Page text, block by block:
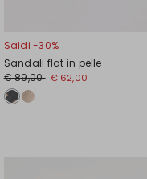
Saldi -30%
Sandali flat in pelle
€ 89,00 € 62,00